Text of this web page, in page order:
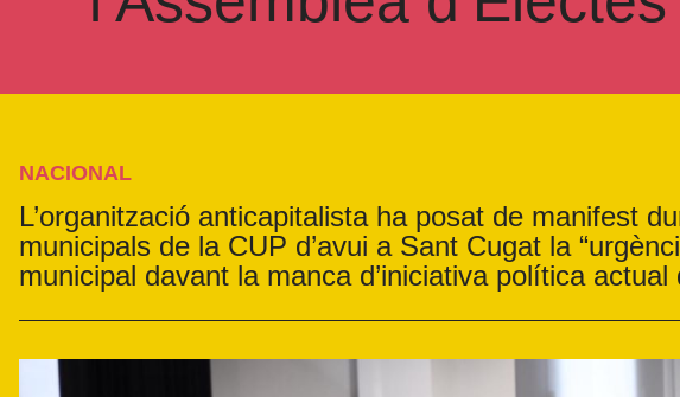
NACIONAL
L’organització anticapitalista ha posat de manifest
municipals de la CUP d’avui a Sant Cugat la
municipal davant la manca d’iniciativa política actual